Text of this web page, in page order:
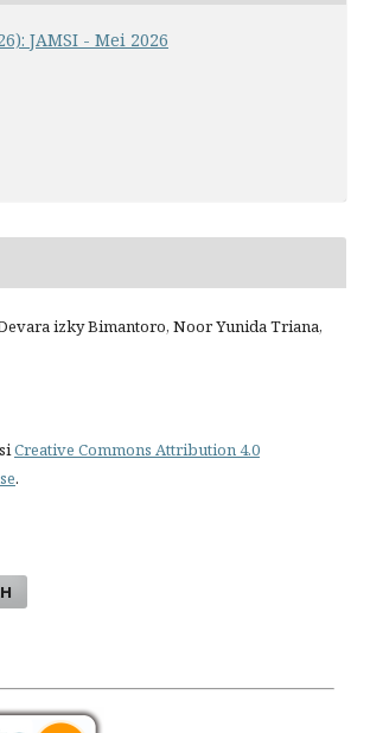
JAMSI - Mei 2026
izky Bimantoro, Noor Yunida Triana,
Creative Commons Attribution 4.0
.